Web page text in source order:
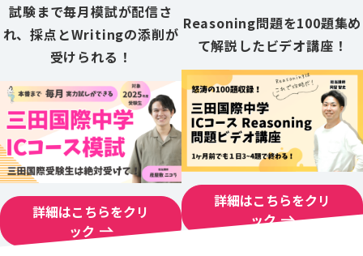
試験まで毎月模試が配信さ
れ、採点とWritingの添削が
受けられる！
詳細はこちらをクリ
ック
Reasoning問題を100題集め
て解説したビデオ講座！
詳細はこちらをクリ
ック